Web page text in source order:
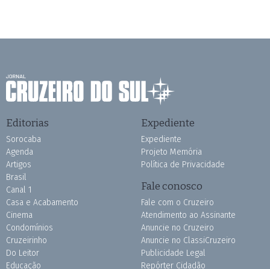
Editorias
Sorocaba
Agenda
Artigos
Brasil
Canal 1
Casa e Acabamento
Cinema
Condomínios
Cruzeirinho
Do Leitor
Educação
Expediente
Expediente
Projeto Memória
Política de Privacidade
Fale conosco
Fale com o Cruzeiro
Atendimento ao Assinante
Anuncie no Cruzeiro
Anuncie no ClassiCruzeiro
Publicidade Legal
Repórter Cidadão